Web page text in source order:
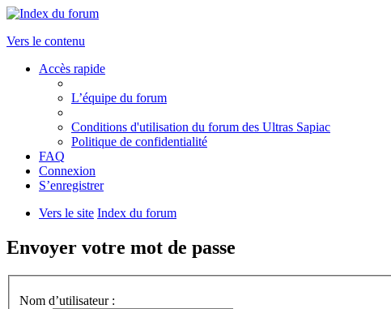
Vers le contenu
Accès rapide
L’équipe du forum
Conditions d'utilisation du forum des Ultras Sapiac
Politique de confidentialité
FAQ
Connexion
S’enregistrer
Vers le site Index du forum
Envoyer votre mot de passe
Nom d’utilisateur :